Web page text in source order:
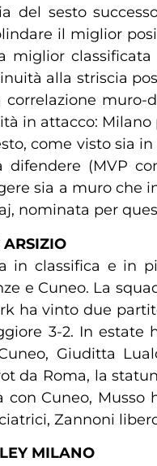
del sesto
il miglior
miglior
alla striscia
correlazione
in attacco:
come visto sia
difendere (MVP
sia a muro che
nominata per
ARSIZIO
in classifica e in
e Cuneo. La
ha vinto due
3-2. In
Giuditta
da Roma, la
con Cuneo,
Zannoni
MILANO